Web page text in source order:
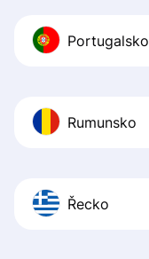
Portugalsko
Rumunsko
Řecko